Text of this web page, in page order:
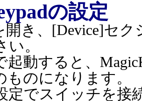
の設定
開き、[Device]セク
。
起動すると、
ものになります。
定でスイッチを接